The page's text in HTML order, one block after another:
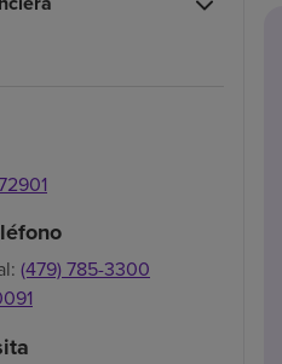
(479) 785-3300